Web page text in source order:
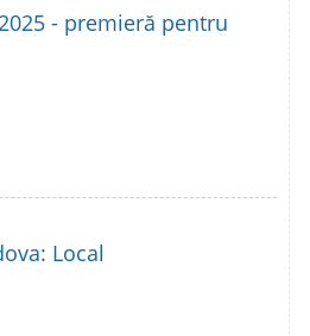
- premieră pentru
Local